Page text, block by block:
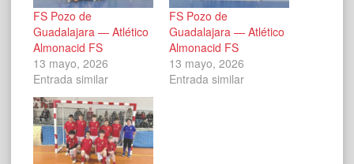
FS Pozo de
Guadalajara — Atlético
Almonacid FS
13 mayo, 2026
Entrada similar
FS Pozo de
Guadalajara — Atlético
Almonacid FS
13 mayo, 2026
Entrada similar